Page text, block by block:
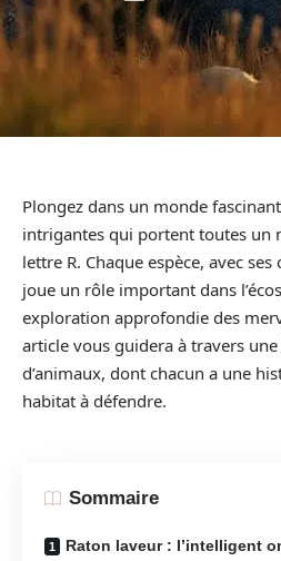
Plongez dans un monde
intrigantes qui portent toutes un
lettre R. Chaque espèce, avec
joue un rôle important dans
exploration approfondie des
article vous guidera à travers
d’animaux, dont chacun a une
habitat à défendre.
Sommaire
Raton laveur : l’intelligent